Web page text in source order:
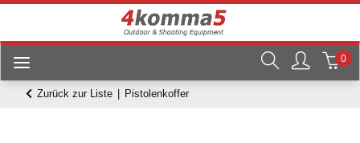
0
Zurück zur Liste Pistolenkoffer